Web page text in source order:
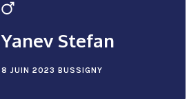
Yanev Stefan
8 JUIN 2023 BUSSIGNY